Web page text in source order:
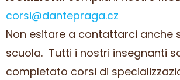
corsi@dantepraga.cz
Non esitare a contattarci anche
scuola. Tutti i nostri insegnanti
completato corsi di